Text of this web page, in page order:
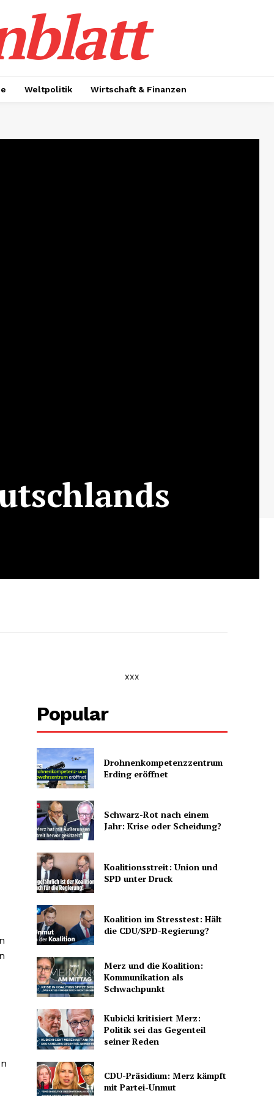
Weltpolitik Wirtschaft & Finanzen
xxx
Popular
Drohnenkompetenz­zentrum
Erding eröffnet
Schwarz-Rot nach einem
Jahr: Krise oder Scheidung?
Koalitionsstreit: Union und
SPD unter Druck
Koalition im Stresstest: Hält
die CDU/SPD-Regierung?
Merz und die Koalition:
Kommunikation als
Schwachpunkt
Kubicki kritisiert Merz:
Politik sei das Gegenteil
seiner Reden
CDU-Präsidium: Merz kämpft
mit Partei-Unmut